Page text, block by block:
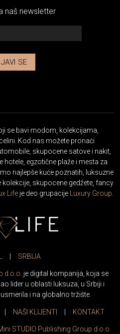
naš newsletter
SE
se bavi modom, kolekcijama,
Kod nas možete pronaći
skupocene satove i nakit,
hotele, egzotične plaže i mesta za
najlepše kuće poznatih, luksuzne
kolekcije, skupocene gedžete, fancy
Lifeje deo grupacije Luxury Group
SRBIJA
d.o.o. je digital kompanija, koja se
lider u oblasti luksuza, u Srbiji i
i na globalno tržište.
NAŠI KLIJENTI KONTAKT
STUDIO Publishing Group d.o.o.